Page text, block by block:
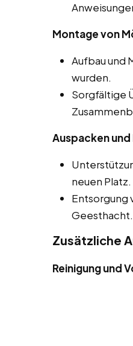
Montage von
Aufbau und
wurden.
Sorgfältige
Auspacken und
neuen Platz.
Entsorgung
Geesthacht.
Zusätzliche
Reinigung und